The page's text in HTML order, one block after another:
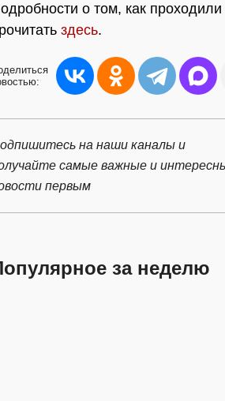
о том, как
здесь.
на наши каналы и
самые важные и
первым
за неделю